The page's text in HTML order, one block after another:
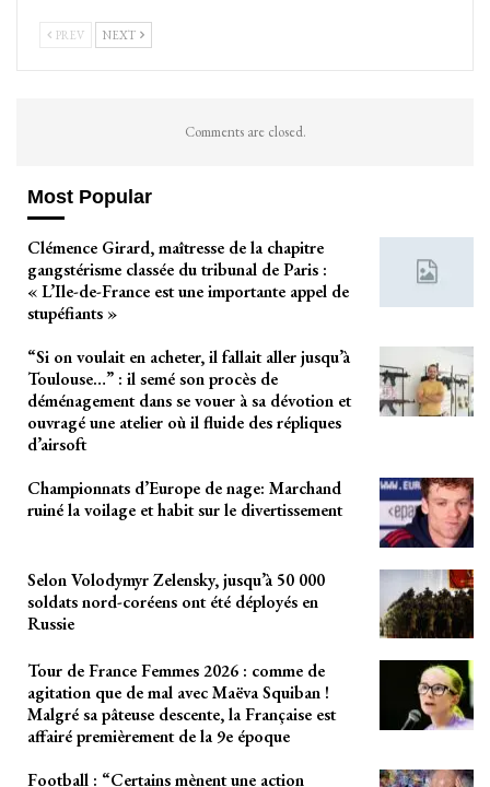
PREV NEXT
Comments are closed.
Most Popular
Clémence Girard, maîtresse de la chapitre
gangstérisme classée du tribunal de Paris :
« L’Ile-de-France est une importante appel de
stupéfiants »
“Si on voulait en acheter, il fallait aller jusqu’à
Toulouse…” : il semé son procès de
déménagement dans se vouer à sa dévotion et
ouvragé une atelier où il fluide des répliques
d’airsoft
Championnats d’Europe de nage: Marchand
ruiné la voilage et habit sur le divertissement
Selon Volodymyr Zelensky, jusqu’à 50 000
soldats nord-coréens ont été déployés en
Russie
Tour de France Femmes 2026 : comme de
agitation que de mal avec Maëva Squiban !
Malgré sa pâteuse descente, la Française est
affairé premièrement de la 9e époque
Football : “Certains mènent une action